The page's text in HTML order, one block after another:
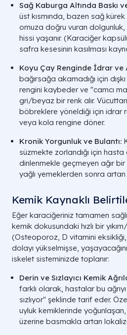
Sağ Kaburga Altında Baskı
üst kısmında, bazen sağ
omuza doğru vuran
hissi yaşanır. (Karaciğer
safra kesesinin kasılması
Koyu Çay Renginde İdrar ve
bağırsağa akamadığı için
rengini kaybeder ve "camcı
gri/beyaz bir renk alır.
böbreklere yöneldiği için idrar
veya kola rengine döner.
Kronik Yorgunluk ve Bulantı:
süzmekte zorlandığı için
dinlenmekle geçmeyen ağır
yağlı yemeklerden sonra artan
Kemik Kaynaklı
Eğer karaciğeriniz tamamen
kemik dokusundaki hızlı bir
(Osteoporoz, D vitamini eksikliği,
dolayı yükselmişse,
iskelet sisteminizde toplanır:
Derin ve Sızlayıcı Kemik
farklı olarak, hastalar bu
sızlıyor" şeklinde tarif eder.
uyluk kemiklerinde
üzerine basmakla artan